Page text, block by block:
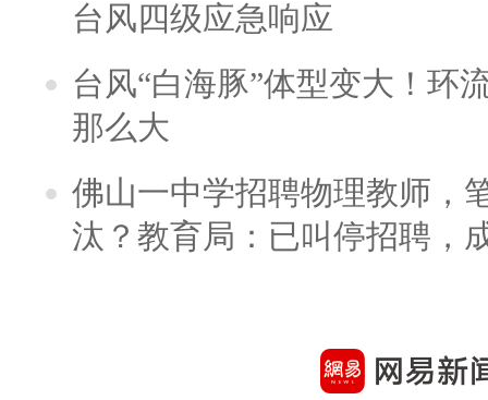
台风四级应急响应
台风“白海豚”体型变大！环
那么大
佛山一中学招聘物理教师，
汰？教育局：已叫停招聘，